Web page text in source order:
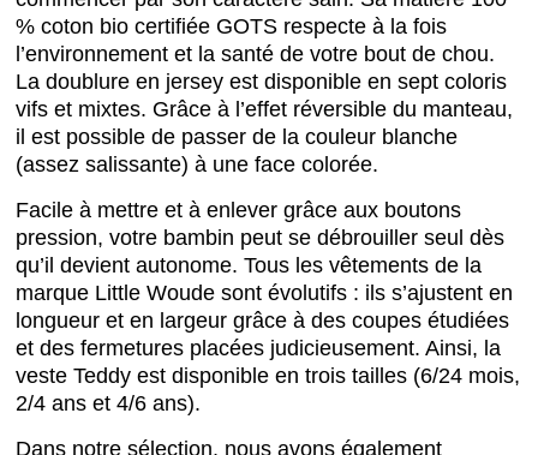
% coton bio certifiée GOTS respecte à la fois
l’environnement et la santé de votre bout de chou.
La doublure en jersey est disponible en sept coloris
vifs et mixtes. Grâce à l’effet réversible du manteau,
il est possible de passer de la couleur blanche
(assez salissante) à une face colorée.
Facile à mettre et à enlever grâce aux boutons
pression, votre bambin peut se débrouiller seul dès
qu’il devient autonome. Tous les vêtements de la
marque Little Woude sont évolutifs : ils s’ajustent en
longueur et en largeur grâce à des coupes étudiées
et des fermetures placées judicieusement. Ainsi, la
veste Teddy est disponible en trois tailles (6/24 mois,
2/4 ans et 4/6 ans).
Dans notre sélection, nous avons également